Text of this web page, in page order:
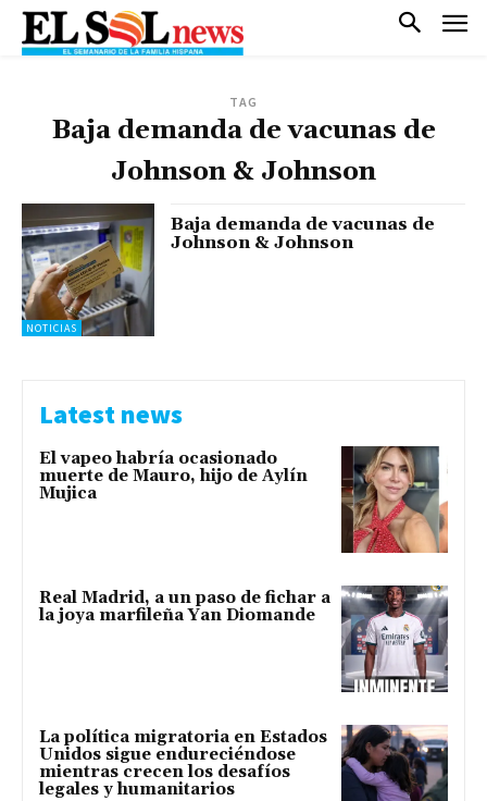
TAG
Baja demanda de vacunas de
Johnson & Johnson
NOTICIAS
Baja demanda de vacunas de
Johnson & Johnson
Latest news
El vapeo habría ocasionado
muerte de Mauro, hijo de Aylín
Mujica
Real Madrid, a un paso de fichar a
la joya marfileña Yan Diomande
La política migratoria en Estados
Unidos sigue endureciéndose
mientras crecen los desafíos
legales y humanitarios